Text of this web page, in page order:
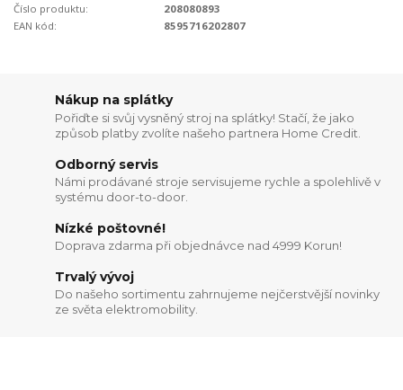
Číslo produktu:
208080893
EAN kód:
8595716202807
Nákup na splátky
Pořiďte si svůj vysněný stroj na splátky! Stačí, že jako
způsob platby zvolíte našeho partnera Home Credit.
Odborný servis
Námi prodávané stroje servisujeme rychle a spolehlivě v
systému door-to-door.
Nízké poštovné!
Doprava zdarma při objednávce nad 4999 Korun!
Trvalý vývoj
Do našeho sortimentu zahrnujeme nejčerstvější novinky
ze světa elektromobility.